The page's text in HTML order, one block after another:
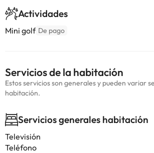
Actividades
Mini golf De pago
Servicios de la habitación
Estos servicios son generales y pueden variar
habitación.
Servicios generales habitación
Televisión
Teléfono